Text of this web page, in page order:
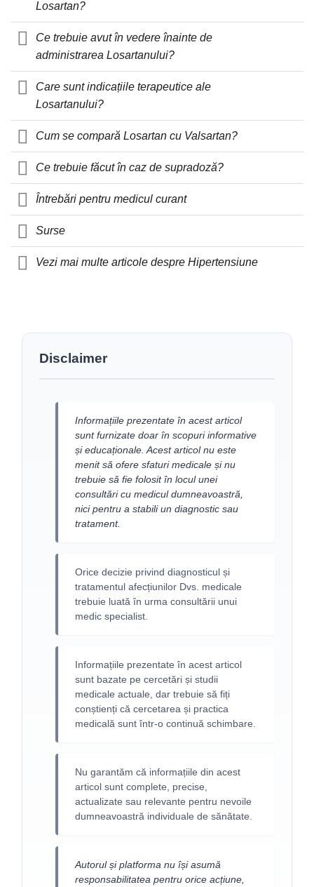
Losartan?
Ce trebuie avut în vedere înainte de
administrarea Losartanului?
Care sunt indicațiile terapeutice ale
Losartanului?
Cum se compară Losartan cu Valsartan?
Ce trebuie făcut în caz de supradoză?
Întrebări pentru medicul curant
Surse
Vezi mai multe articole despre Hipertensiune
Disclaimer
Informațiile prezentate în acest articol
sunt furnizate doar în scopuri informative
și educaționale. Acest articol nu este
menit să ofere sfaturi medicale și nu
trebuie să fie folosit în locul unei
consultări cu medicul dumneavoastră,
nici pentru a stabili un diagnostic sau
tratament.
Orice decizie privind diagnosticul și
tratamentul afecțiunilor Dvs. medicale
trebuie luată în urma consultării unui
medic specialist.
Informațiile prezentate în acest articol
sunt bazate pe cercetări și studii
medicale actuale, dar trebuie să fiți
conștienți că cercetarea și practica
medicală sunt într-o continuă schimbare.
Nu garantăm că informațiile din acest
articol sunt complete, precise,
actualizate sau relevante pentru nevoile
dumneavoastră individuale de sănătate.
Autorul și platforma nu își asumă
responsabilitatea pentru orice acțiune,